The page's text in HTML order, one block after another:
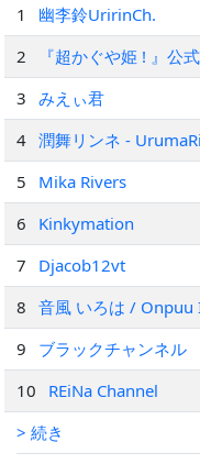
1 幽李鈴UririnCh.
2
『超かぐや姫 ! 』公式
3
みえぃ君
4 潤舞リンネ -
5
Mika Rivers
6
Kinkymation
7
Djacob12vt
8
音風 いろは / Onpuu
9
ブラックチャンネル
10
REiNa Channel
> 続き